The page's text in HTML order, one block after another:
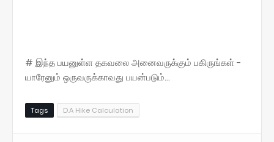
# இந்த பயனுள்ள தகவலை அனைவருக்கும் பகிருங்கள் -
யாரேனும் ஒருவருக்காவது பயன்படும்...
Tags D.A Hike Calculation